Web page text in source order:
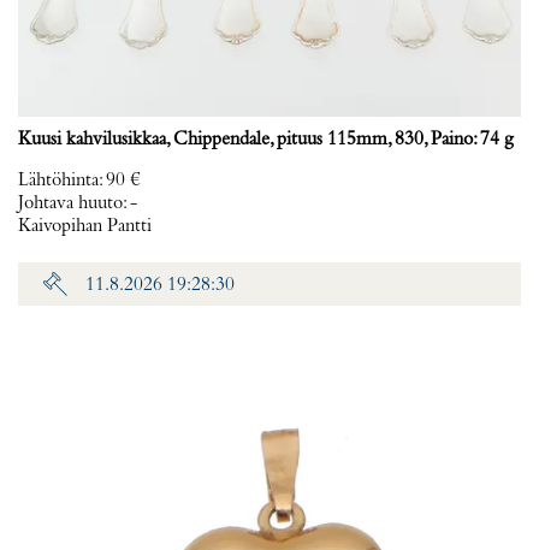
Kuusi kahvilusikkaa, Chippendale, pituus 115mm, 830, Paino: 74 g
Lähtöhinta:90 €
Johtava huuto:-
Kaivopihan Pantti
11.8.2026 19:28:30